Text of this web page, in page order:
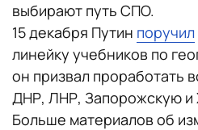
выбирают путь СПО.
15 декабря Путин поручил
линейку учебников по
он призвал проработать
ДНР, ЛНР, Запорожскую и
Больше материалов об